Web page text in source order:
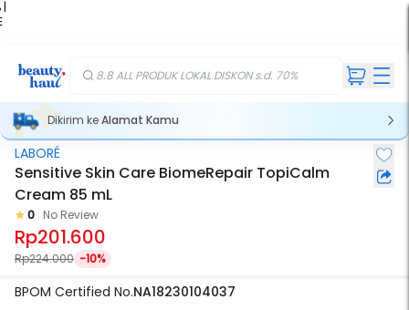
|
8.8 ALL PRODUK LOKAL DISKON s.d. 70%
Dikirim keAlamat Kamu
LABORÉ
Sensitive Skin Care BiomeRepair TopiCalm
Cream 85 mL
0 No Review
Rp201.600
Rp224.000 -10%
BPOM Certified No.NA18230104037